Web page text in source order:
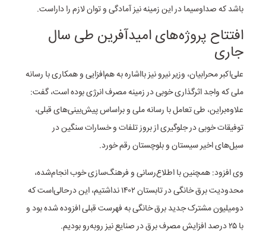
باشد که صداوسیما در این زمینه نیز آمادگی و توان لازم را داراست.
افتتاح پروژه‌های امیدآفرین طی سال
جاری
علی‌اکبر محرابیان، وزیر نیرو نیز بااشاره به هم‌افزایی و همکاری با رسانه
ملی که واجد اثرگذاری خوبی در زمینه مصرف انرژی بوده است، گفت:
علاوه‌براین، طی تعامل با رسانه ملی و براساس پیش‌بینی‌های قبلی،
توفیقات خوبی در جلوگیری از بروز تلفات و خسارات سنگین در
سیل‌های اخیر سیستان و بلوچستان رقم خورد.
وی افزود: همچنین با اطلاع‌رسانی و فرهنگ‌سازی خوب انجام‌شده،
محدودیت برق خانگی در تابستان ۱۴۰۲ نداشتیم، این درحالی‌است که
دومیلیون مشترک جدید برق خانگی به فهرست قبلی افزوده شده بود و
با ۲۵ درصد افزایش مصرف برق در صنایع نیز روبه‌رو بودیم.